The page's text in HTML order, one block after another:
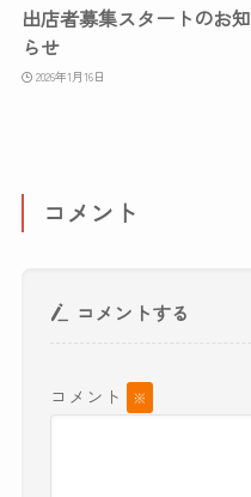
出店者募集スタートのお知
らせ
2026年1月16日
コメント
コメントする
コメント ※